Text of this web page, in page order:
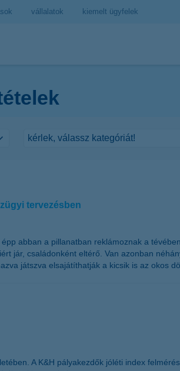
vállalatok kiemelt ügyfelek
tervezésben
abban a pillanatban reklámoznak a
jár, családonként eltérő. Van azonban
játszva elsajátíthatják a kicsik is az okos
A K&H pályakezdők jóléti index